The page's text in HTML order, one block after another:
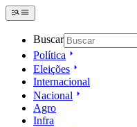
Buscar
Política
Eleições
Internacional
Nacional
Agro
Infra